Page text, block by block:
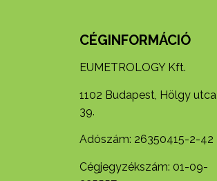
CÉGINFORMÁCIÓ
EUMETROLOGY Kft.
1102 Budapest, Hölgy utca
39.
Adószám: 26350415-2-42
Cégjegyzékszám: 01-09-